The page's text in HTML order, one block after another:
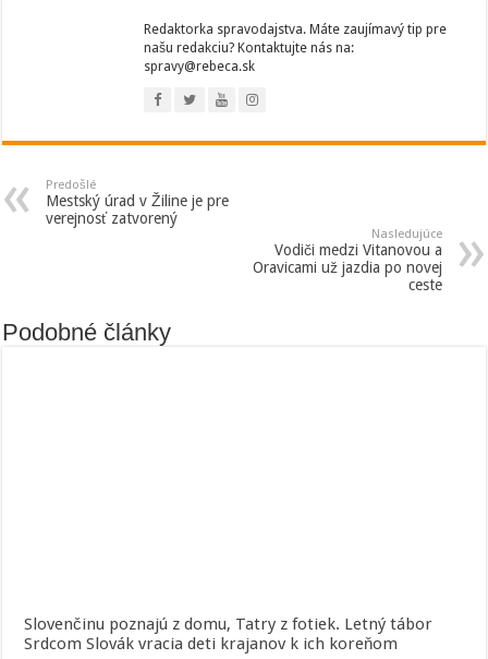
Redaktorka spravodajstva. Máte zaujímavý tip pre
našu redakciu? Kontaktujte nás na:
spravy@rebeca.sk
Predošlé
Mestský úrad v Žiline je pre
verejnosť zatvorený
Nasledujúce
Vodiči medzi Vitanovou a
Oravicami už jazdia po novej
ceste
Podobné články
Slovenčinu poznajú z domu, Tatry z fotiek. Letný tábor
Srdcom Slovák vracia deti krajanov k ich koreňom